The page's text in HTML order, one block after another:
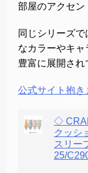
部屋のアクセン
同じシリーズ
なカラーやキ
豊富に展開され
公式サイト抱き
◇
クッシ
スリー
25/